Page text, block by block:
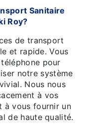
Sanitaire
Roy?
de transport
et rapide. Vous
pour
notre système
Nous nous
à vos
à vous fournir un
de haute qualité.